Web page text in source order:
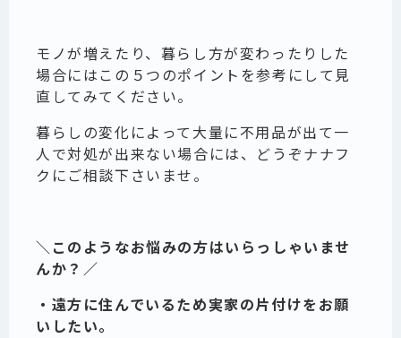
モノが増えたり、暮らし方が変わったりした
場合にはこの５つのポイントを参考にして見
直してみてください。
暮らしの変化によって大量に不用品が出て一
人で対処が出来ない場合には、どうぞナナフ
クにご相談下さいませ。
＼このようなお悩みの方はいらっしゃいませ
んか？／
・遠方に住んでいるため実家の片付けをお願
いしたい。